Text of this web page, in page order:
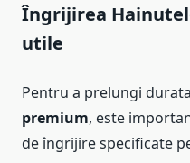
Îngrijirea
utile
Pentru a prelungi
premium, este
de îngrijire specificate